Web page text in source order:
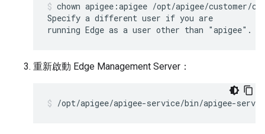
chown apigee:apigee /opt/apigee/customer/
Specify a different user if you are
running Edge as a user other than "apigee".
重新啟動 Edge Management Server：
/opt/apigee/apigee-service/bin/apigee-